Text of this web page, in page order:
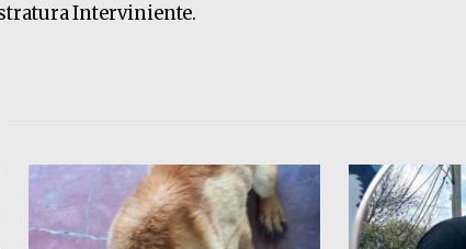
Interviniente.